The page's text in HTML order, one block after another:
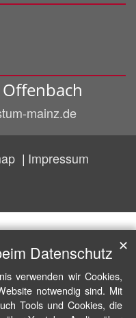
mainz.de
Impressum
Datenschutz
verwenden wir Cookies,
notwendig sind. Mit
Tools und Cookies, die
✕